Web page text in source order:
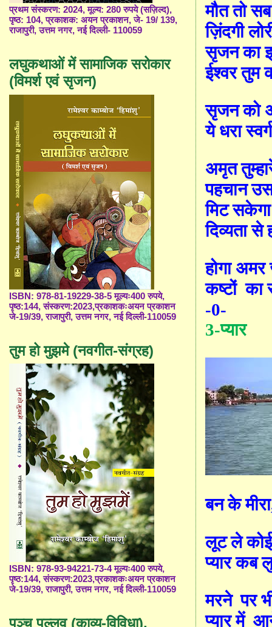
मौत तो
ज़िंदगी
सृजन का
ईश्वर तुम
सृजन को
ये धरा
अमृत
पहचान
मिट
दिव्यता
होगा अमर
कष्टों का
-0-
3-प्यार
बन के मीरा
लूट ले कोई
प्यार कब
मरने पर
प्यार में
प्रथम संस्करण: 2024, मूल्य: 280 रुपये (सज़िल्द),
पृष्ठ: 104, प्रकाशक: अयन प्रकाशन, जे- 19/ 139,
राजापुरी, उत्तम नगर, नई दिल्ली- 110059
लघुकथाओं में सामाजिक सरोकार
(विमर्श एवं सृजन)
ISBN: 978-81-19229-38-5 मूल्यः400 रुपये,
पृष्ठ:144, संस्करण:2023,प्रकाशकःअयन प्रकाशन
जे-19/39, राजापुरी, उत्तम नगर, नई दिल्ली-110059
तुम हो मुझमे (नवगीत-संग्रह)
ISBN: 978-93-94221-73-4 मूल्यः400 रुपये,
पृष्ठ:144, संस्करण:2023,प्रकाशकःअयन प्रकाशन
जे-19/39, राजापुरी, उत्तम नगर, नई दिल्ली-110059
पञ्च पल्लव (काव्य-विविधा),